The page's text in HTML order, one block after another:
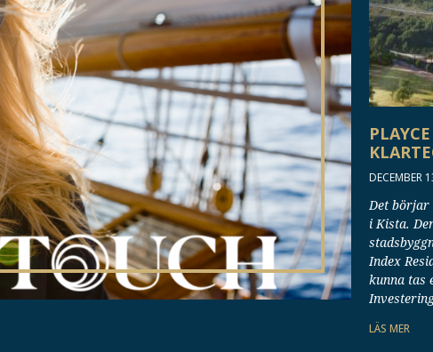
DECEMBER
Det börjar
i Kista.
Index
kunna tas
LÄS MER